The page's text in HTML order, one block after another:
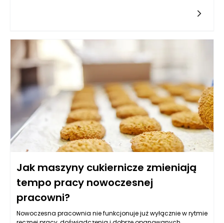
tym artykule przyjrzymy się najważniejszym aspektom
związanym z wyborem mebli w nietypowych wnętrzach, a
także podpowiemy, jak zaaranżować przestrzeń, by była
funkcjonalna, estetyczna i zgodna z naszym stylem życia.
Jak maszyny cukiernicze zmieniają
tempo pracy nowoczesnej
pracowni?
Nowoczesna pracownia nie funkcjonuje już wyłącznie w rytmie